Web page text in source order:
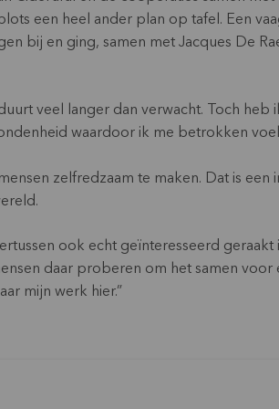
een heel ander plan op tafel. Een
bij en ging, samen met Jacques De
veel langer dan verwacht. Toch heb
waardoor ik me betrokken
zelfredzaam te maken. Dat is
ook echt geïnteresseerd
daar proberen om het samen voor
mijn werk hier.”